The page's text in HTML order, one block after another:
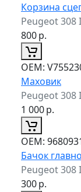
Корзина
Peugeot 308
800р.
ОЕМ:
Маховик
Peugeot 308
1 000р.
ОЕМ:
Бачок
Peugeot 308
300р.